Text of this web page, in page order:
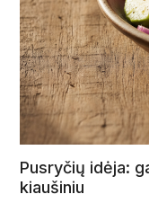
Pusryčių idėja:
kiaušiniu